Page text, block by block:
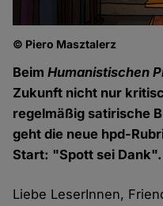
© Piero Masztalerz
BeimHumanistischen
Zukunft nicht nur
regelmäßig satirische
geht die neue hpd-
Start: "Spott sei Dank".
Liebe LeserInnen,